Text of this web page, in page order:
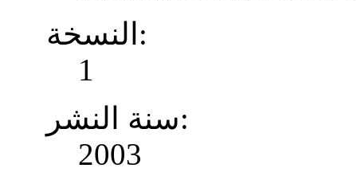
النسخة:
1
سنة النشر:
2003